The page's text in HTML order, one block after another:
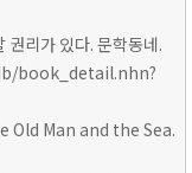
권리가 있다. 문학동네.
book_detail.nhn?
Old Man and the Sea.